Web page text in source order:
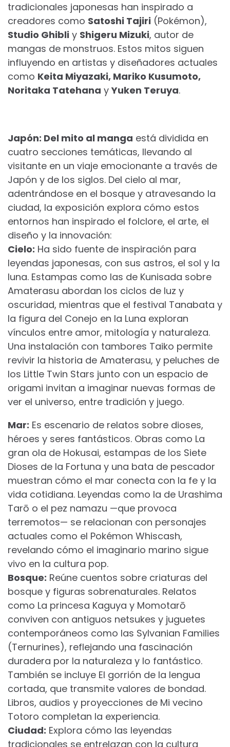
tradicionales japonesas han inspirado a
creadores como Satoshi Tajiri (Pokémon),
Studio Ghibli y Shigeru Mizuki, autor de
mangas de monstruos. Estos mitos siguen
influyendo en artistas y diseñadores actuales
como Keita Miyazaki, Mariko Kusumoto,
Noritaka Tatehana yYuken Teruya.
Japón: Del mito al manga está dividida en
cuatro secciones temáticas, llevando al
visitante en un viaje emocionante a través de
Japón y de los siglos. Del cielo al mar,
adentrándose en el bosque y atravesando la
ciudad, la exposición explora cómo estos
entornos han inspirado el folclore, el arte, el
diseño y la innovación:
Cielo: Ha sido fuente de inspiración para
leyendas japonesas, con sus astros, el sol y la
luna. Estampas como las de Kunisada sobre
Amaterasu abordan los ciclos de luz y
oscuridad, mientras que el festival Tanabata y
la figura del Conejo en la Luna exploran
vínculos entre amor, mitología y naturaleza.
Una instalación con tambores Taiko permite
revivir la historia de Amaterasu, y peluches de
los Little Twin Stars junto con un espacio de
origami invitan a imaginar nuevas formas de
ver el universo, entre tradición y juego.
Mar: Es escenario de relatos sobre dioses,
héroes y seres fantásticos. Obras como La
gran ola de Hokusai, estampas de los Siete
Dioses de la Fortuna y una bata de pescador
muestran cómo el mar conecta con la fe y la
vida cotidiana. Leyendas como la de Urashima
Tarō o el pez namazu —que provoca
terremotos— se relacionan con personajes
actuales como el Pokémon Whiscash,
revelando cómo el imaginario marino sigue
vivo en la cultura pop.
Bosque: Reúne cuentos sobre criaturas del
bosque y figuras sobrenaturales. Relatos
como La princesa Kaguya y Momotarō
conviven con antiguos netsukes y juguetes
contemporáneos como las Sylvanian Families
(Ternurines), reflejando una fascinación
duradera por la naturaleza y lo fantástico.
También se incluye El gorrión de la lengua
cortada, que transmite valores de bondad.
Libros, audios y proyecciones de Mi vecino
Totoro completan la experiencia.
Ciudad: Explora cómo las leyendas
tradicionales se entrelazan con la cultura